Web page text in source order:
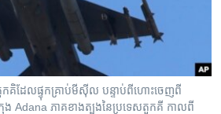
កគិ​ដែល​ផ្ទុក​គ្រាប់​មីស៊ីល បន្ទាប់​ពី​ហោះ​ចេញ​ពី​
ង Adana ភាគ​ខាង​ត្បូង​នៃ​ប្រទេស​តួកគី​ កាលពី​